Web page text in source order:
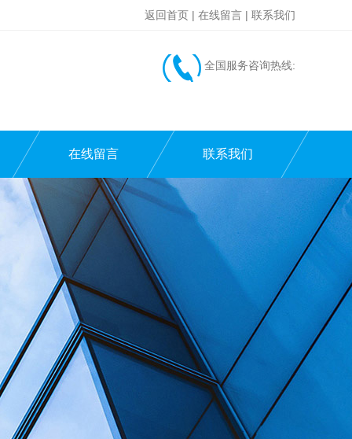
返回首页 | 在线留言 | 联系我们
全国服务咨询热线:
在线留言 联系我们